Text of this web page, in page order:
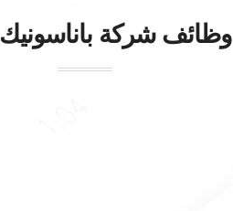
وظائف شركة باناسونيك